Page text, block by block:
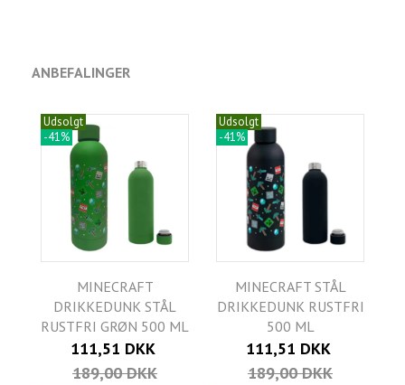
ANBEFALINGER
Udsolgt
-41%
MINECRAFT
DRIKKEDUNK STÅL
RUSTFRI GRØN 500 ML
111,51 DKK
189,00 DKK
Udsolgt
-41%
MINECRAFT STÅL
DRIKKEDUNK RUSTFRI
500 ML
111,51 DKK
189,00 DKK